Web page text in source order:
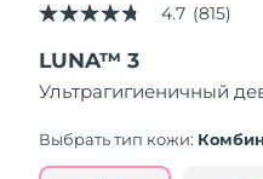
4.7
of
5
stars,
rating
4.7 (815)
LUNA™ 3
Ультрагигиеничный
Выбрать тип кожи: